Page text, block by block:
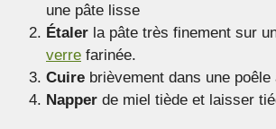
une pâte lisse
Étaler la pâte très finement sur
verre farinée.
Cuire brièvement dans une
Napper de miel tiède et laisser